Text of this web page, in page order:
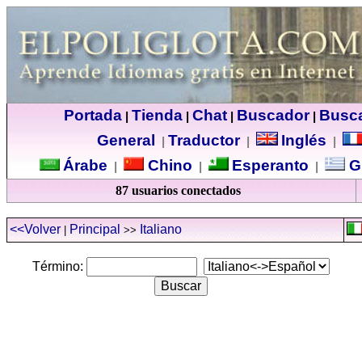
Portada| Tienda| Chat| Buscador|
General
Traductor| Inglés
Árabe Chino Esperanto
87 usuarios conectados
<<Volver Principal >> Italiano
Término: